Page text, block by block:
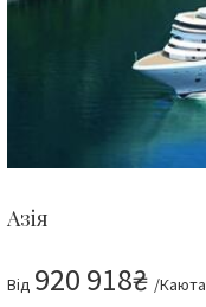
Азія
Від 920 918₴ /Каюта